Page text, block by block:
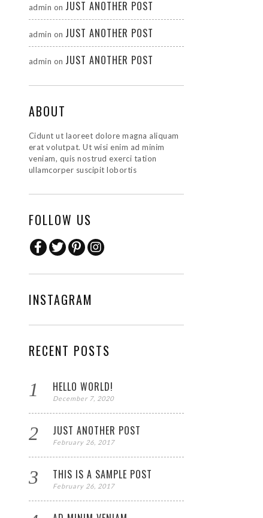
admin on JUST ANOTHER POST
admin on JUST ANOTHER POST
admin on JUST ANOTHER POST
ABOUT
Cidunt ut laoreet dolore magna aliquam
erat volutpat. Ut wisi enim ad minim
veniam, quis nostrud exerci tation
ullamcorper suscipit lobortis
FOLLOW US
INSTAGRAM
RECENT POSTS
HELLO WORLD!
December 7, 2020
JUST ANOTHER POST
February 26, 2017
THIS IS A SAMPLE POST
February 26, 2017